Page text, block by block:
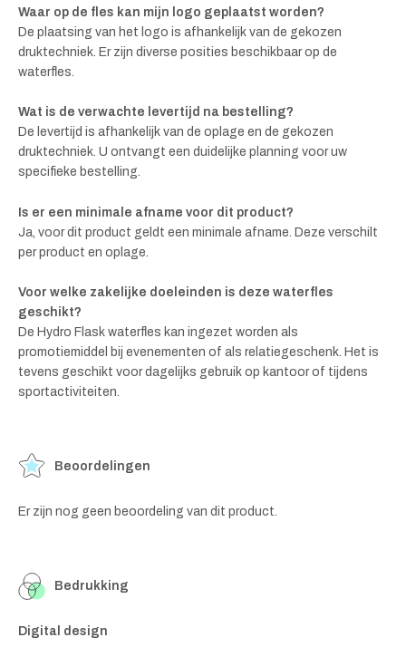
Waar op de fles kan mijn logo geplaatst worden?
De plaatsing van het logo is afhankelijk van de gekozen
druktechniek. Er zijn diverse posities beschikbaar op de
waterfles.
Wat is de verwachte levertijd na bestelling?
De levertijd is afhankelijk van de oplage en de gekozen
druktechniek. U ontvangt een duidelijke planning voor uw
specifieke bestelling.
Is er een minimale afname voor dit product?
Ja, voor dit product geldt een minimale afname. Deze verschilt
per product en oplage.
Voor welke zakelijke doeleinden is deze waterfles
geschikt?
De Hydro Flask waterfles kan ingezet worden als
promotiemiddel bij evenementen of als relatiegeschenk. Het is
tevens geschikt voor dagelijks gebruik op kantoor of tijdens
sportactiviteiten.
Beoordelingen
Er zijn nog geen beoordeling van dit product.
Bedrukking
Digital design